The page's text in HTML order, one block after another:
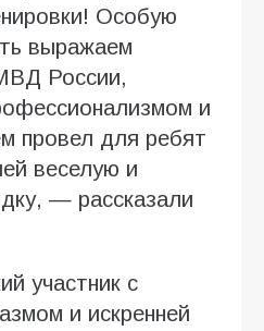
Особую
выражаем
России,
и
провел для ребят
веселую и
— рассказали
участник с
и искренней